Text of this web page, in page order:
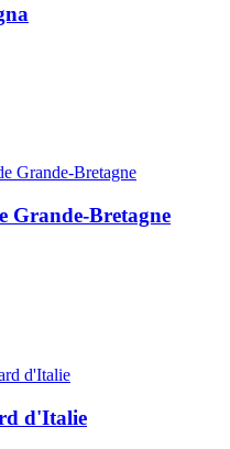
Grande-Bretagne
d'Italie